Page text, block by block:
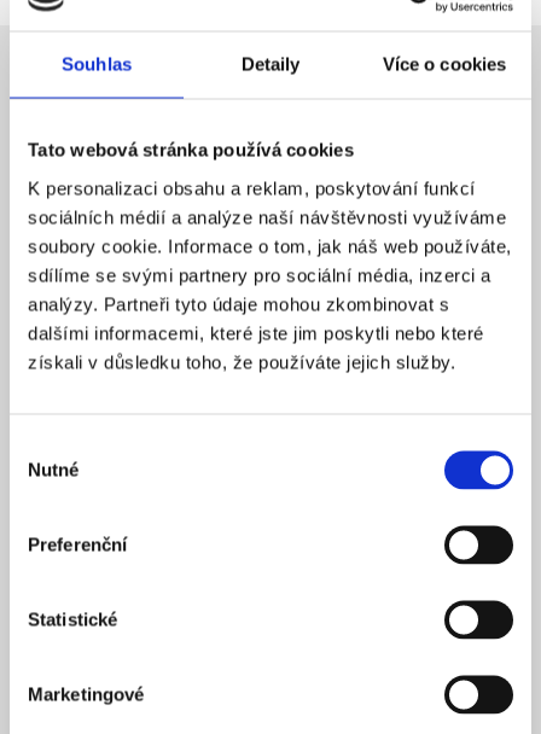
Souhlas Detaily Více o cookies
Tato webová stránka používá cookies
K personalizaci obsahu a reklam, poskytování funkcí
sociálních médií a analýze naší návštěvnosti využíváme
soubory cookie. Informace o tom, jak náš web používáte,
sdílíme se svými partnery pro sociální média, inzerci a
analýzy. Partneři tyto údaje mohou zkombinovat s
dalšími informacemi, které jste jim poskytli nebo které
získali v důsledku toho, že používáte jejich služby.
souhlasu
Nutné
Preferenční
Statistické
Marketingové
NÁZEV SPOLEČNOSTI
SÍDLO
ZALOŽENO 2025
CENA OD * 15 900 Kč
REZERVOVAT
KAPITÁL 20 000 Kč
ZALOŽENO 2025
NÁZEV SPOLEČNOSTI